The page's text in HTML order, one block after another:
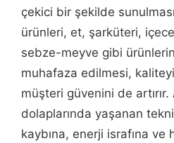
çekici bir şekilde
ürünleri, et, şarküteri,
sebze-meyve gibi
muhafaza edilmesi, kaliteyi
müşteri güvenini de
dolaplarında yaşanan
kaybına, enerji israfına ve